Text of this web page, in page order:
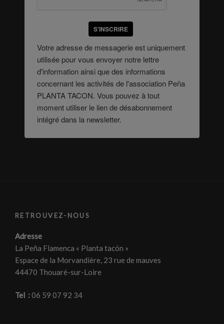
S'INSCRIRE
Votre adresse de messagerie est uniquement
utilisée pour vous envoyer notre lettre
d'information ainsi que des informations
concernant les activités de l'association Peña
PLANTA TACON. Vous pouvez à tout
moment utiliser le lien de désabonnement
intégré dans la newsletter.
RETROUVEZ-NOUS
Adresse
La Peña Flamenca « Planta tacón »
Espace de la Morvandière, 23 rue de mauves
44470 Thouaré-sur-Loire
Tel :06 59 07 92 34